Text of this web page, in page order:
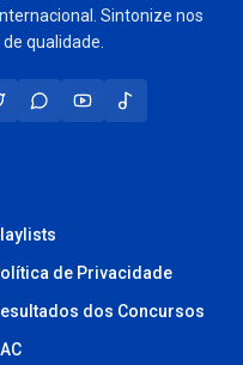
Sintonize nos
qualidade.
de Privacidade
dos Concursos